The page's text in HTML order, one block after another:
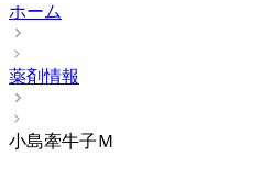
ホーム
薬剤情報
小島牽牛子Ｍ